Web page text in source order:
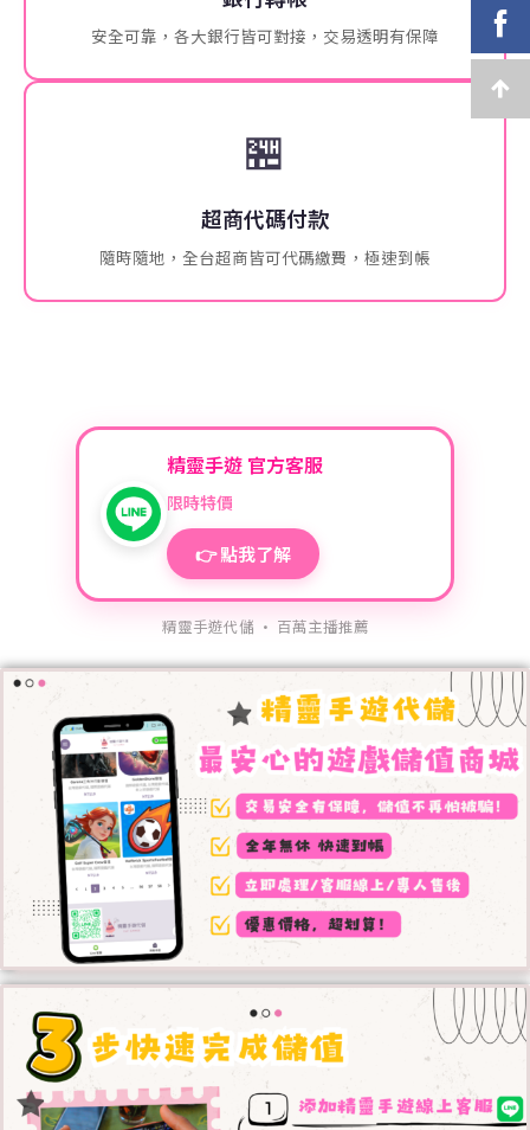
安全可靠，各大銀行皆可對接，交易透明有保障
🏪
超商代碼付款
隨時隨地，全台超商皆可代碼繳費，極速到帳
精靈手遊 官方客服
限時特價
👉 點我了解
精靈手遊代儲 · 百萬主播推薦